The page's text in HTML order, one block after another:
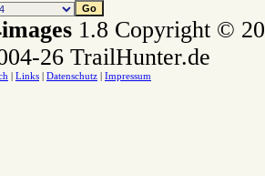
1.8 Copyright ©
26 TrailHunter.de
Links Datenschutz Impressum